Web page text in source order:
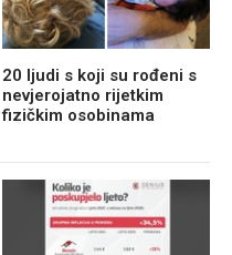
20 ljudi s koji su rođeni s
nevjerojatno rijetkim
fizičkim osobinama